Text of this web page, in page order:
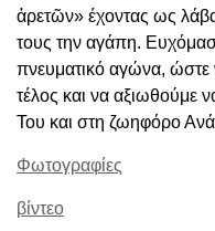
ἀρετῶν» έχοντας ως
τους την αγάπη.
πνευματικό αγώνα, ώστε
τέλος και να αξιωθούμε
Του και στη ζωηφόρο
Φωτογραφίες
βίντεο